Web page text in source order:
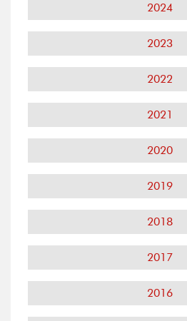
2024
2023
2022
2021
2020
2019
2018
2017
2016